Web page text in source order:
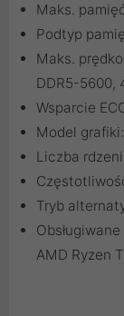
Maks.
Podtyp
Maks.
DDR5-5600,
Wsparcie
Model
Liczba
Tryb
AMD Ryzen